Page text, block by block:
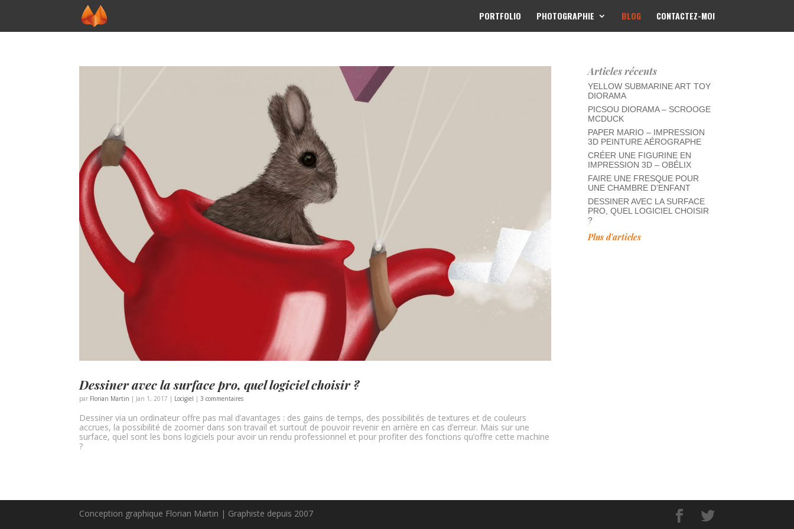
PORTFOLIO PHOTOGRAPHIE BLOG CONTACTEZ-MOI
Dessiner avec la surface pro, quel logiciel choisir ?
par Florian Martin | Jan 1, 2017 | Locigiel |3 commentaires
Dessiner via un ordinateur offre pas mal d’avantages : des gains de temps, des possibilités de textures et de couleurs
accrues, la possibilité de zoomer dans son travail et surtout de pouvoir revenir en arrière en cas d’erreur. Mais sur une
surface, quel sont les bons logiciels pour avoir un rendu professionnel et pour profiter des fonctions qu’offre cette machine
?
Articles récents
YELLOW SUBMARINE ART TOY
DIORAMA
PICSOU DIORAMA – SCROOGE
MCDUCK
PAPER MARIO – IMPRESSION
3D PEINTURE AÉROGRAPHE
CRÉER UNE FIGURINE EN
IMPRESSION 3D – OBÉLIX
FAIRE UNE FRESQUE POUR
UNE CHAMBRE D’ENFANT
DESSINER AVEC LA SURFACE
PRO, QUEL LOGICIEL CHOISIR
?
Plus d'articles
Conception graphique Florian Martin | Graphiste depuis 2007